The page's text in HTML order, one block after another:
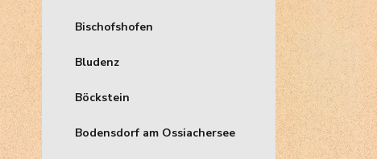
Bischofshofen
Bludenz
Böckstein
Bodensdorf am Ossiachersee